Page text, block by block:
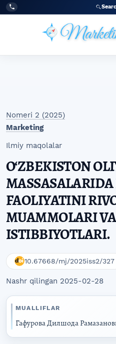
Skip to main navigation
Skip to main content
Skip to site footer
Tel:
+998977838464
Nomeri 2 (2025)
Marketing
Ilmiy maqolalar
O‘ZBEKISTON
FAOLIYATINI
MUAMMOLARI VA
ISTIBBIYOTLARI.
10.67668/mj/2025iss2/327
Nashr qilingan 2025-02-28
MUALLIFLAR
Гафурова Дилшода